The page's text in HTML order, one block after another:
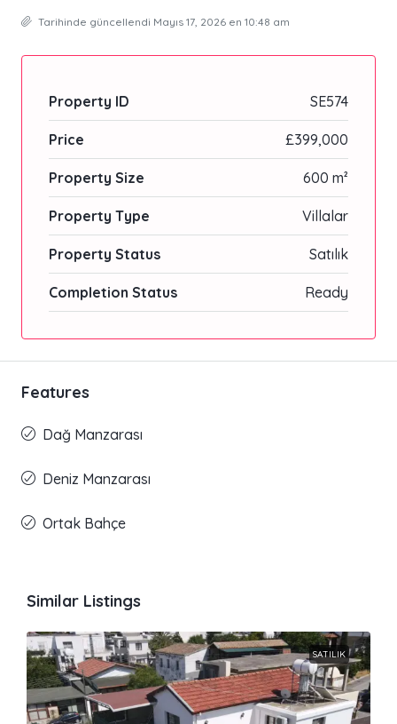
Tarihinde güncellendi Mayıs 17, 2026 en 10:48 am
Property ID SE574
Price £399,000
Property Size 600 m²
Property Type Villalar
Property Status Satılık
Completion Status Ready
Features
Dağ Manzarası
Deniz Manzarası
Ortak Bahçe
Similar Listings
SATILIK